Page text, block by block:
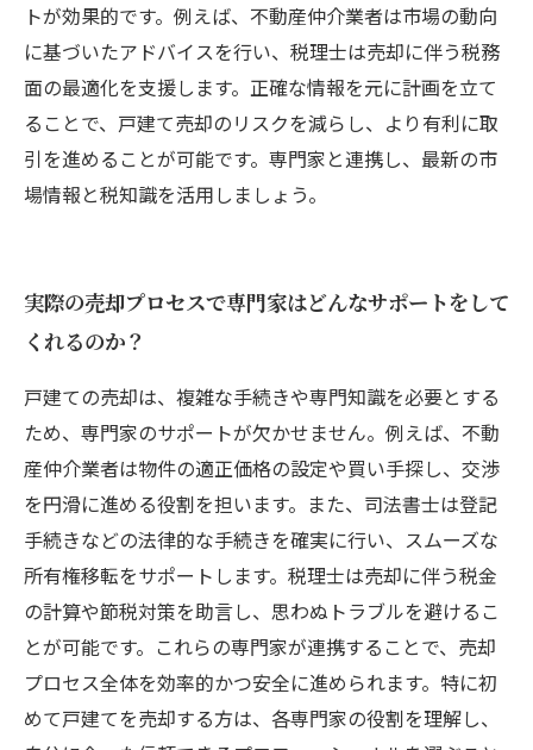
トが効果的です。例えば、不動産仲介業者は市場の動向
に基づいたアドバイスを行い、税理士は売却に伴う税務
面の最適化を支援します。正確な情報を元に計画を立て
ることで、戸建て売却のリスクを減らし、より有利に取
引を進めることが可能です。専門家と連携し、最新の市
場情報と税知識を活用しましょう。
実際の売却プロセスで専門家はどんなサポートをして
くれるのか？
戸建ての売却は、複雑な手続きや専門知識を必要とする
ため、専門家のサポートが欠かせません。例えば、不動
産仲介業者は物件の適正価格の設定や買い手探し、交渉
を円滑に進める役割を担います。また、司法書士は登記
手続きなどの法律的な手続きを確実に行い、スムーズな
所有権移転をサポートします。税理士は売却に伴う税金
の計算や節税対策を助言し、思わぬトラブルを避けるこ
とが可能です。これらの専門家が連携することで、売却
プロセス全体を効率的かつ安全に進められます。特に初
めて戸建てを売却する方は、各専門家の役割を理解し、